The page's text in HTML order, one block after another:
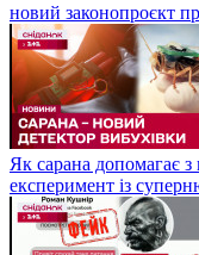
новий законопроєкт
Як сарана допомагає
експеримент із